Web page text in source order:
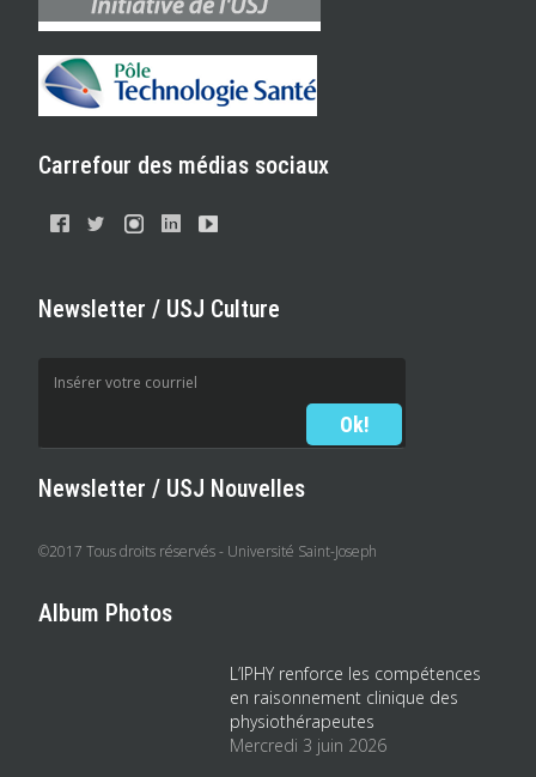
Carrefour des médias sociaux
Newsletter / USJ Culture
Newsletter / USJ Nouvelles
©2017 Tous droits réservés - Université Saint-Joseph
Album Photos
L’IPHY renforce les compétences
en raisonnement clinique des
physiothérapeutes
Mercredi 3 juin 2026